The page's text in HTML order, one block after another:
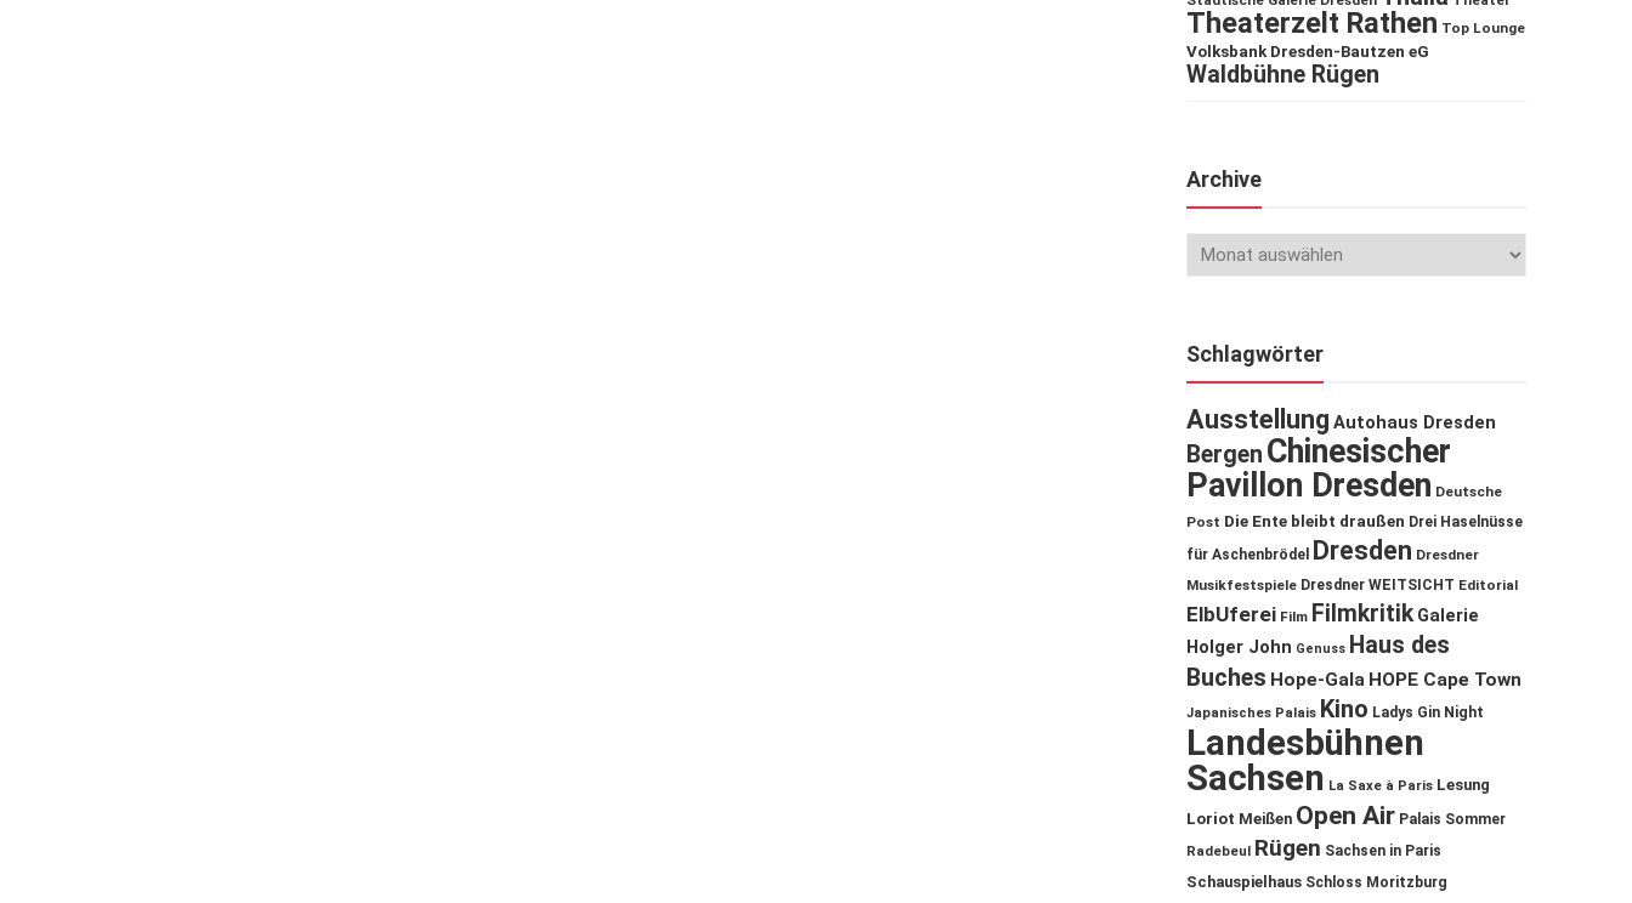
Theaterzelt Rathen Top Lounge
Volksbank Dresden-Bautzen eG
Waldbühne Rügen
Archive
Schlagwörter
Ausstellung Autohaus Dresden
Bergen Chinesischer
Pavillon Dresden Deutsche
Post Die Ente bleibt draußen Drei Haselnüsse
für Aschenbrödel
Dresden Dresdner
Musikfestspiele Dresdner WEITSICHT Editorial
ElbUferei Film Filmkritik Galerie
Holger John Genuss Haus des
Buches Hope-Gala HOPE Cape Town
Japanisches Palais Kino Ladys Gin Night
Landesbühnen
Sachsen La Saxe à Paris Lesung
Loriot Meißen Open Air Palais Sommer
Radebeul Rügen Sachsen in Paris
Schauspielhaus Schloss Moritzburg